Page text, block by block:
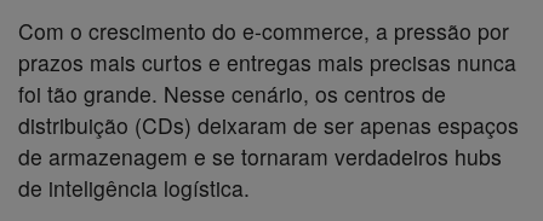
Com o crescimento do e-commerce, a pressão por
prazos mais curtos e entregas mais precisas nunca
foi tão grande. Nesse cenário, os centros de
distribuição (CDs) deixaram de ser apenas espaços
de armazenagem e se tornaram verdadeiros hubs
de inteligência logística.